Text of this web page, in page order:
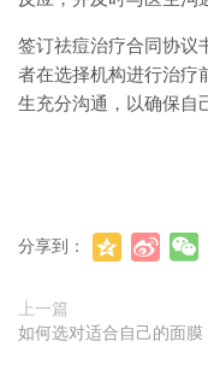
签订祛痘治疗合同协议
者在选择机构进行治疗
生充分沟通，以确保自
分享到：
上一篇
如何选对适合自己的面膜